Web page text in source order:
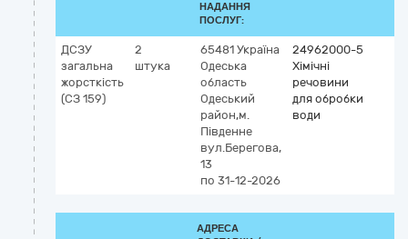
НАДАННЯ
ПОСЛУГ:
ДСЗУ
загальна
жорсткість
(СЗ 159)
2
штука
65481 Україна
Одеська
область
Одеський
район,м.
Південне
вул.Берегова,
13
по 31-12-2026
24962000-5
Хімічні
речовини
для обробки
води
АДРЕСА